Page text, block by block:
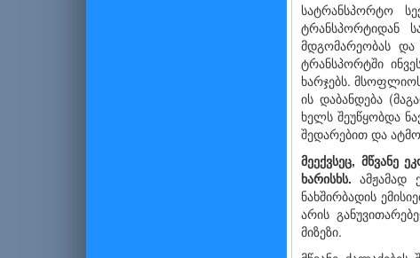
სატრანსპორტო
ტრანსპორტიდან
მდგომარეობას
ტრანსპორტში
ხარჯებს.
ის დაბანდება
ხელს შეუწყობდა
შედარებით და
მეექვსეც, მწვანე
ხარისხს. ამჟამად
ნახშირბადის
არის
მიზეზი.